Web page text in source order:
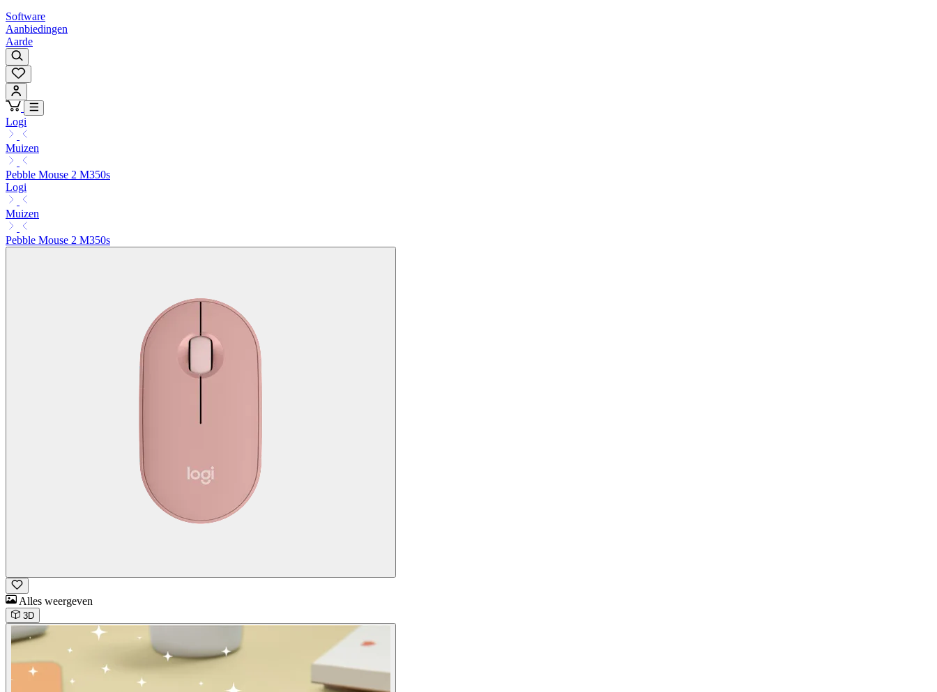
Software
Aanbiedingen
Aarde
Logi
Muizen
Pebble Mouse 2 M350s
Logi
Muizen
Pebble Mouse 2 M350s
Alles weergeven
3D